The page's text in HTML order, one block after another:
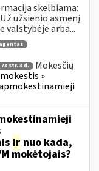
skelbiama:
užsienio asmenį
valstybėje arba...
str. 3 d.
Mokesčių
»
ir nuo kada,
mokėtojais?